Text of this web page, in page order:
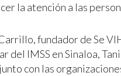
la atención a las
fundador de Se
del IMSS en Sinaloa,
con las